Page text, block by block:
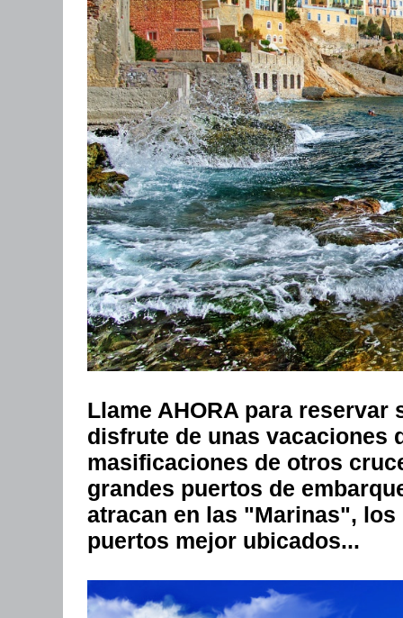
Llame AHORA para reservar
disfrute de unas vacaciones
masificaciones de otros
grandes puertos de
atracan en las "Marinas",
puertos mejor ubicados...